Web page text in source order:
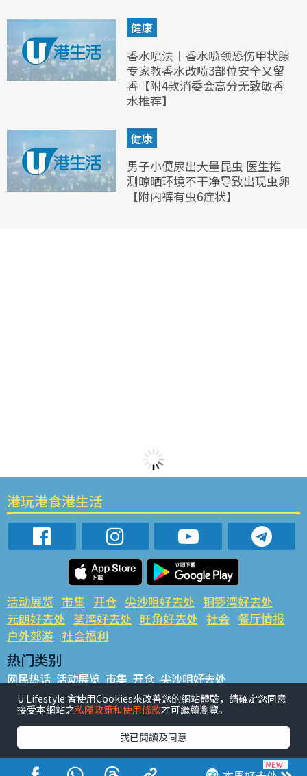
健康
香水喷法︱香水喷颈恐伤甲状腺
专家教香水改喷3部位安全又留
香【附4款消委会高分无致敏香
水推荐】
健康
男子小便尿出大量昆虫 医生推
测晾晒环境不干净导致出现虫卵
【附内裤有虫6症状】
港玩港食港生活
活动展览 市集 开仓 尖沙咀好去处 铜锣湾好去处
元朗好去处 荃湾好去处 旺角好去处 社会 餐厅情报
户外郊游 社会福利
热门类别
网民热话 活动展览 市集 开仓 尖沙咀好去处
铜锣湾好去处 元朗好去处 荃湾好去处 旺角好去处 社会
餐厅情报 户外郊游
热门标签
#UGO揾好去处 #人气活动推介 #美食社群热话
#亲子玩乐好去处
#ULifestyle应用程式 #限时抢
U Lifestyle 會使用Cookies來改善您的網站體驗，請確定您同意
接受本網站之私隱政策和使用條款才可繼續瀏覽。
我已閱讀及同意